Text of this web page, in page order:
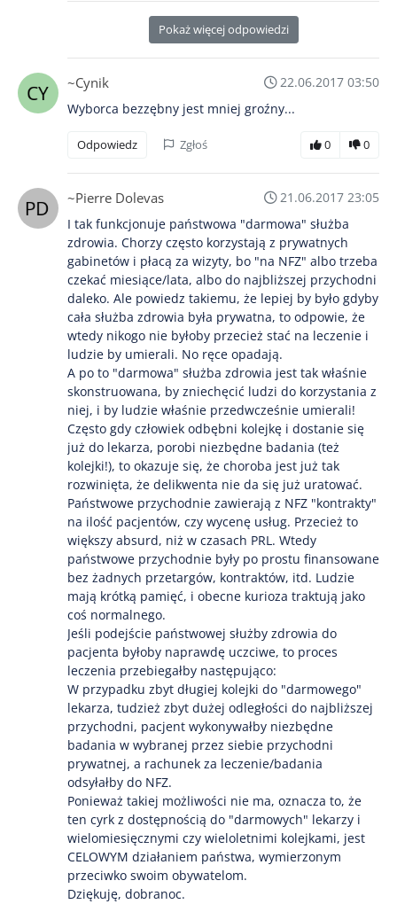
Pokaż więcej odpowiedzi
~Cynik
22.06.2017 03:50
Wyborca bezzębny jest mniej groźny...
Odpowiedz Zgłoś 0 0
~Pierre Dolevas
21.06.2017 23:05
I tak funkcjonuje państwowa "darmowa" służba
zdrowia. Chorzy często korzystają z prywatnych
gabinetów i płacą za wizyty, bo "na NFZ" albo trzeba
czekać miesiące/lata, albo do najbliższej przychodni
daleko. Ale powiedz takiemu, że lepiej by było gdyby
cała służba zdrowia była prywatna, to odpowie, że
wtedy nikogo nie byłoby przecież stać na leczenie i
ludzie by umierali. No ręce opadają.
A po to "darmowa" służba zdrowia jest tak właśnie
skonstruowana, by zniechęcić ludzi do korzystania z
niej, i by ludzie właśnie przedwcześnie umierali!
Często gdy człowiek odbębni kolejkę i dostanie się
już do lekarza, porobi niezbędne badania (też
kolejki!), to okazuje się, że choroba jest już tak
rozwinięta, że delikwenta nie da się już uratować.
Państwowe przychodnie zawierają z NFZ "kontrakty"
na ilość pacjentów, czy wycenę usług. Przecież to
większy absurd, niż w czasach PRL. Wtedy
państwowe przychodnie były po prostu finansowane
bez żadnych przetargów, kontraktów, itd. Ludzie
mają krótką pamięć, i obecne kurioza traktują jako
coś normalnego.
Jeśli podejście państwowej służby zdrowia do
pacjenta byłoby naprawdę uczciwe, to proces
leczenia przebiegałby następująco:
W przypadku zbyt długiej kolejki do "darmowego"
lekarza, tudzież zbyt dużej odległości do najbliższej
przychodni, pacjent wykonywałby niezbędne
badania w wybranej przez siebie przychodni
prywatnej, a rachunek za leczenie/badania
odsyłałby do NFZ.
Ponieważ takiej możliwości nie ma, oznacza to, że
ten cyrk z dostępnością do "darmowych" lekarzy i
wielomiesięcznymi czy wieloletnimi kolejkami, jest
CELOWYM działaniem państwa, wymierzonym
przeciwko swoim obywatelom.
Dziękuję, dobranoc.